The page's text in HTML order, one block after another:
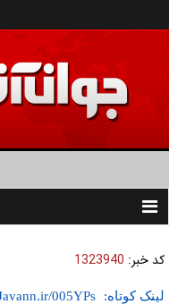
Toggle
کد خبر: 1323940
لینک کوتاه: